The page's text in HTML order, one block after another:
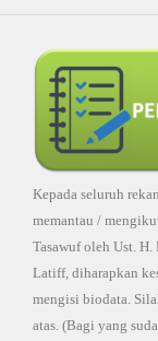
Kepada seluruh
memantau /
Tasawuf oleh Ust.
Latiff, diharapkan
mengisi biodata.
atas. (Bagi yang